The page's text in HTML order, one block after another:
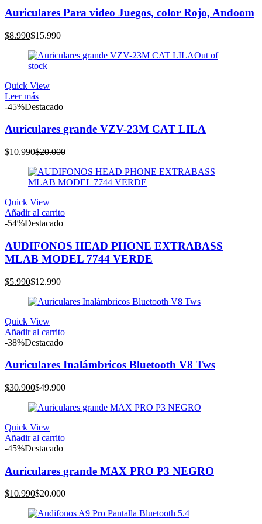
Auriculares Para video Juegos, color Rojo, Andoom
$8.990El
actual
es:
$15.990El
original
Out of
stock
Quick View
Leer más
-45%Destacado
Auriculares grande VZV-23M CAT LILA
$10.990El
actual
es:
$20.000El
original
era:
Quick View
Añadir al carrito
-54%Destacado
AUDIFONOS HEAD PHONE EXTRABASS
MLAB MODEL 7744 VERDE
$5.990El
actual
$5.990.
$12.990El
original
Quick View
Añadir al carrito
-38%Destacado
Auriculares Inalámbricos Bluetooth V8 Tws
$30.900El
actual
$30.900.
$49.900El
original
Quick View
Añadir al carrito
-45%Destacado
Auriculares grande MAX PRO P3 NEGRO
$10.990El
actual
$20.000El
original